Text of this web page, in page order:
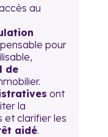
au
pour
de
ont
la
et clarifier les
aidé.